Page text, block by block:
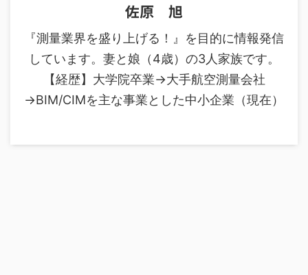
佐原 旭
『測量業界を盛り上げる！』を目的に情報発信
しています。妻と娘（4歳）の3人家族です。
【経歴】大学院卒業→大手航空測量会社
→BIM/CIMを主な事業とした中小企業（現在）